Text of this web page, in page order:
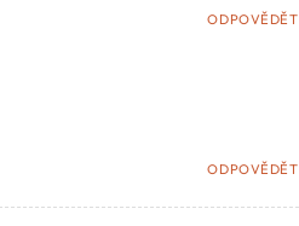
ODPOVĚDĚT
ODPOVĚDĚT